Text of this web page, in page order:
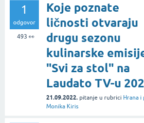
1
odgovor
493 👀
Koje poznate
ličnosti otvaraju
drugu sezonu
kulinarske
"Svi za stol" na
Laudato TV-u
21.09.2022. pitanje u rubrici Hrana i
Monika Kiris